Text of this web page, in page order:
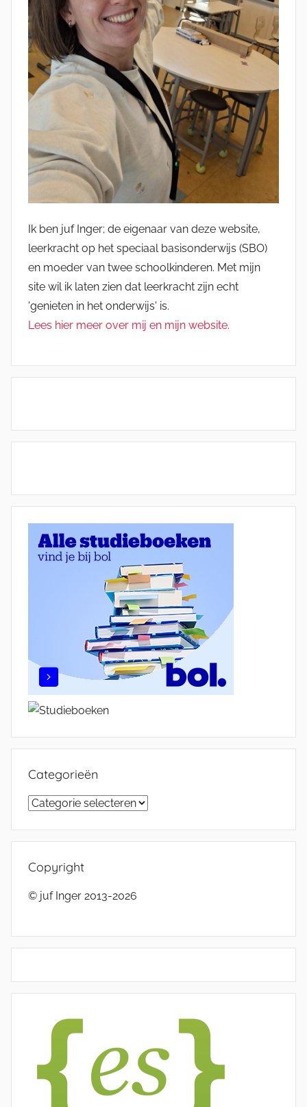
Ik ben juf Inger; de eigenaar van deze website,
leerkracht op het speciaal basisonderwijs (SBO)
en moeder van twee schoolkinderen. Met mijn
site wil ik laten zien dat leerkracht zijn echt
'genieten in het onderwijs' is.
Lees hier meer over mij en mijn website.
Categorieën
Categorieën
Copyright
© juf Inger 2013-2026